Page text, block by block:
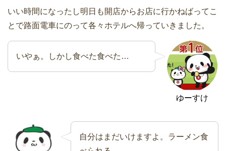
いい時間になったし明日も開店からお店に行かねばってこ
とで路面電車にのって各々ホテルへ帰っていきました。
ゆーすけ
いやぁ。しかし食べた食べた…
自分はまだいけますよ。ラーメン食